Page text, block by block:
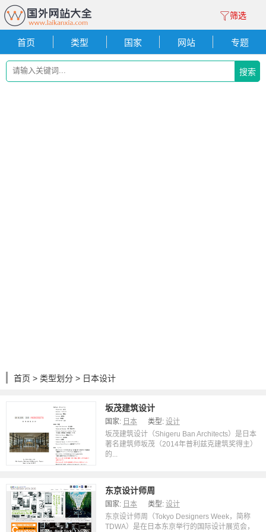
筛选
首页 类型 国家 网站 专题
搜索
首页 > 类型划分 > 日本设计
坂茂建筑设计
国家: 日本 类型: 设计
坂茂建筑设计（Shigeru Ban Architects）是日本
著名建筑师坂茂（2014年普利兹克建筑奖得主）
的...
东京设计师周
国家: 日本 类型: 设计
东京设计师周（Tokyo Designers Week，简称
TDWA）是在日本东京举行的国际设计展览会，